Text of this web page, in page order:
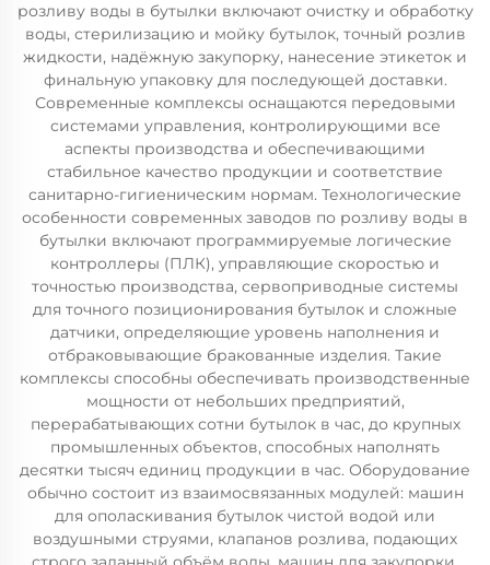
розливу воды в бутылки включают очистку и обработку
воды, стерилизацию и мойку бутылок, точный розлив
жидкости, надёжную закупорку, нанесение этикеток и
финальную упаковку для последующей доставки.
Современные комплексы оснащаются передовыми
системами управления, контролирующими все
аспекты производства и обеспечивающими
стабильное качество продукции и соответствие
санитарно-гигиеническим нормам. Технологические
особенности современных заводов по розливу воды в
бутылки включают программируемые логические
контроллеры (ПЛК), управляющие скоростью и
точностью производства, сервоприводные системы
для точного позиционирования бутылок и сложные
датчики, определяющие уровень наполнения и
отбраковывающие бракованные изделия. Такие
комплексы способны обеспечивать производственные
мощности от небольших предприятий,
перерабатывающих сотни бутылок в час, до крупных
промышленных объектов, способных наполнять
десятки тысяч единиц продукции в час. Оборудование
обычно состоит из взаимосвязанных модулей: машин
для ополаскивания бутылок чистой водой или
воздушными струями, клапанов розлива, подающих